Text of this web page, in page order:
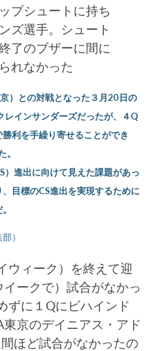
プシュートに持ち
ズ選手。シュート
了のブザーに間に
れなかった
）との対戦となった３月20日の
インサンダーズだったが、４Q
利を手繰り寄せることができ
）進出に向けて見えた課題があっ
目標のCS進出を実現するために
）
ィーク）を終えて迎
ークで）試合がなかっ
ずに１Qにビハインド
京のデイニアス・アド
ほど試合がなかったの